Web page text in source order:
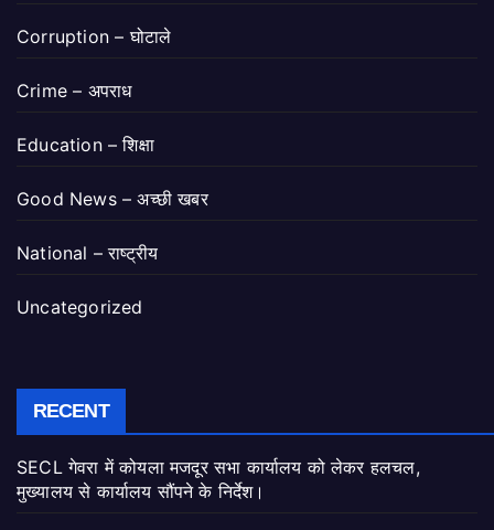
Corruption – घोटाले
Crime – अपराध
Education – शिक्षा
Good News – अच्छी खबर
National – राष्ट्रीय
Uncategorized
RECENT
SECL गेवरा में कोयला मजदूर सभा कार्यालय को लेकर हलचल,
मुख्यालय से कार्यालय सौंपने के निर्देश।